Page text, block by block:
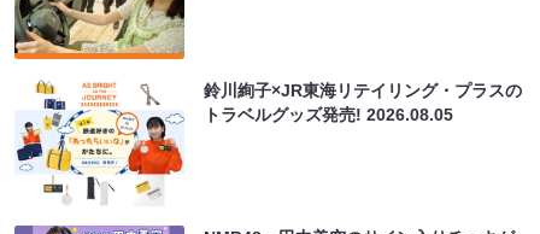
鈴川絢子×JR東海リテイリング・プラスの
トラベルグッズ発売!2026.08.05